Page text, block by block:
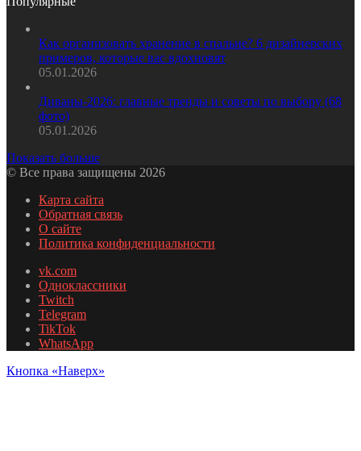
Как организовать хранение в спальне? 6 дизайнерских
примеров, которые вас вдохновят
05.01.2026
Диваны-2026: главные тренды и советы по выбору (68
фото)
05.01.2026
Показать больше
© Все права защищены 2026
Карта сайта
Обратная связь
О сайте
Политика конфиденциальности
vk.com
Одноклассники
Twitch
Telegram
TikTok
WhatsApp
Кнопка «Наверх»